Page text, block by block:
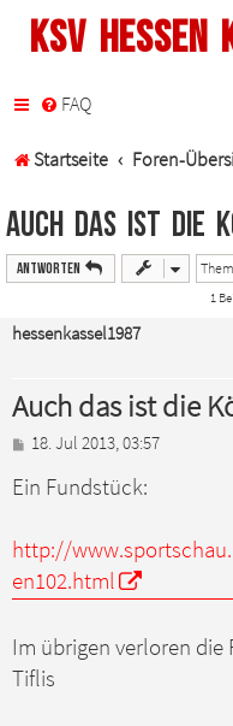
KSV Hessen
FAQ
Startseite Foren-
Auch das ist die
Antworten
1
hessenkassel1987
Auch das ist die
B
i
a
g
18. Jul 2013, 03:57
Ein Fundstück:
http://
en102.html
Im übrigen verloren die
Tiflis